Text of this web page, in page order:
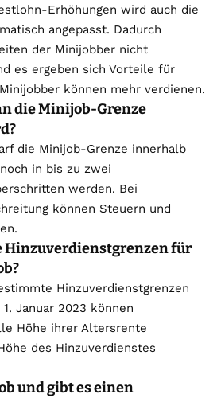
Erhöhungen wird auch die
angepasst. Dadurch
der Minijobber nicht
es ergeben sich Vorteile für
können mehr verdienen.
die Minijob-Grenze
die Minijob-Grenze innerhalb
in bis zu zwei
werden. Bei
können Steuern und
Hinzuverdienstgrenzen für
Hinzuverdienstgrenzen
Januar 2023 können
Höhe ihrer Altersrente
des Hinzuverdienstes
und gibt es einen